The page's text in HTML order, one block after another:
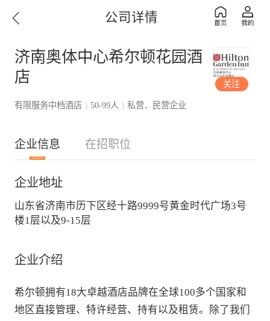
公司详情
济南奥体中心希尔顿花园酒
店
有限服务中档酒店 | 50-99人 | 私营．民营企业
关注
企业信息 在招职位
企业地址
山东省济南市历下区经十路9999号黄金时代广场3号
楼1层以及9-15层
企业介绍
希尔顿拥有18大卓越酒店品牌在全球100多个国家和
地区直接管理、特许经营、持有以及租赁。除了我们